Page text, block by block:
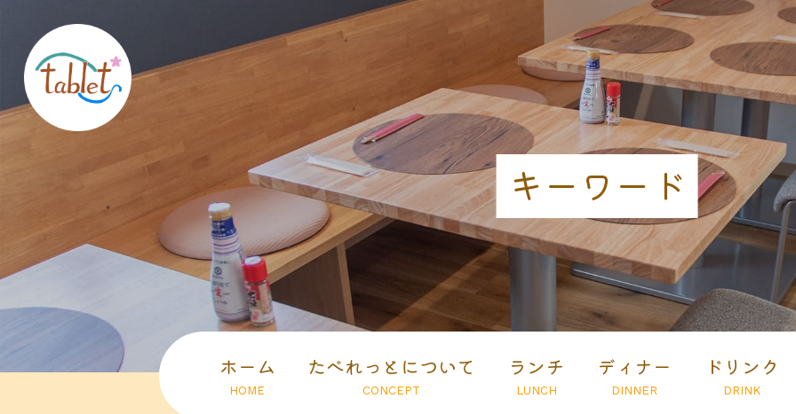
キーワード
ホーム
HOME
たべれっとについて
CONCEPT
ランチ
LUNCH
ディナー
DINNER
ドリンク
DRINK